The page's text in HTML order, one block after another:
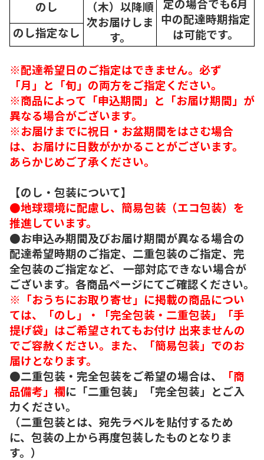
定の場合でも6月
中の配達時期指定
は可能です。
のし
（木）以降順
次お届けしま
す。
のし指定なし
※配達希望日のご指定はできません。必ず
「月」と「旬」の両方をご指定ください。
※商品によって「申込期間」と「お届け期間」が
異なる場合がございます。
※お届けまでに祝日・お盆期間をはさむ場合
は、お届けに日数がかかることがございます。
あらかじめご了承ください。
【のし・包装について】
●地球環境に配慮し、簡易包装（エコ包装）を
推進しています。
●お申込み期間及びお届け期間が異なる場合の
配達希望時期のご指定、二重包装のご指定、完
全包装のご指定など、 一部対応できない場合が
ございます。各商品ページにてご確認ください。
※「おうちにお取り寄せ」に掲載の商品につい
ては、「のし」・「完全包装・二重包装」「手
提げ袋」はご希望されてもお付け 出来ませんの
でご容赦ください。また、「簡易包装」でのお
届けとなります。
●二重包装・完全包装をご希望の場合は、
「商
品備考」欄に「二重包装」「完全包装」とご入
力ください。
（二重包装とは、宛先ラベルを貼付するため
に、包装の上から再度包装したものとなりま
す。）